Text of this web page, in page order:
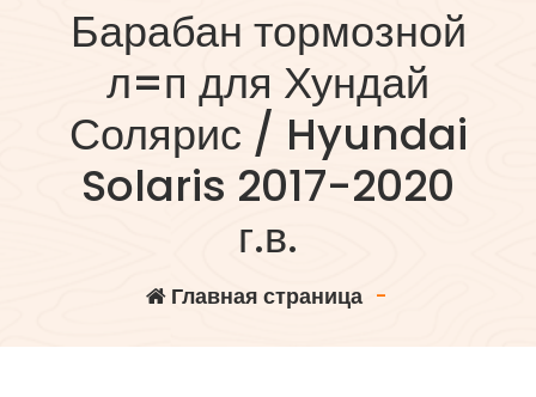
Барабан тормозной
л=п для Хундай
Солярис / Hyundai
Solaris 2017-2020
г.в.
Главная страница-